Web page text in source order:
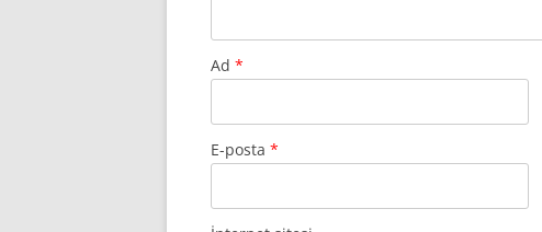
Ad *
E-posta *